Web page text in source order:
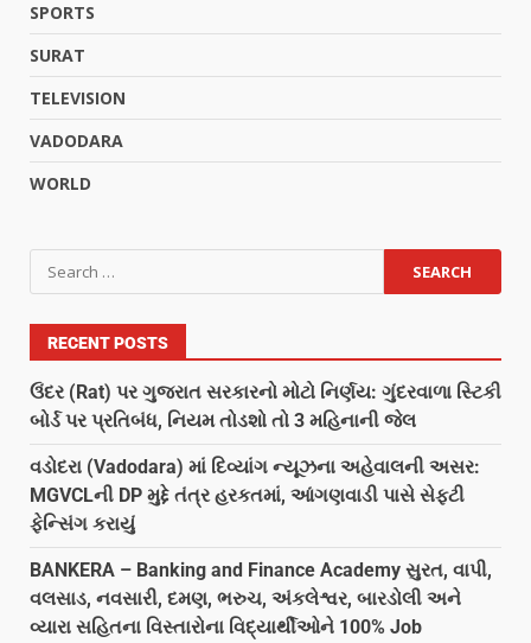
SPORTS
SURAT
TELEVISION
VADODARA
WORLD
RECENT POSTS
ઉંદર (Rat) પર ગુજરાત સરકારનો મોટો નિર્ણય: ગુંદરવાળા સ્ટિકી
બોર્ડ પર પ્રતિબંધ, નિયમ તોડશો તો 3 મહિનાની જેલ
વડોદરા (Vadodara) માં દિવ્યાંગ ન્યૂઝના અહેવાલની અસર:
MGVCLની DP મુદ્દે તંત્ર હરકતમાં, આંગણવાડી પાસે સેફ્ટી
ફેન્સિંગ કરાયું
BANKERA – Banking and Finance Academy સુરત, વાપી,
વલસાડ, નવસારી, દમણ, ભરુચ, અંકલેશ્વર, બારડોલી અને
વ્યારા સહિતના વિસ્તારોના વિદ્યાર્થીઓને 100% Job